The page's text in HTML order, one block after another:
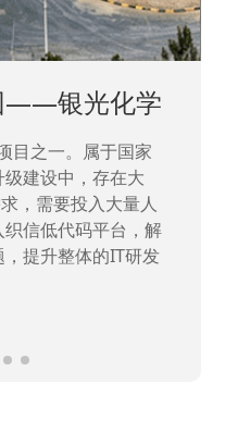
——银光化学
目之一。属于国家
建设中，存在大
，需要投入大量人
信低代码平台，解
提升整体的IT研发